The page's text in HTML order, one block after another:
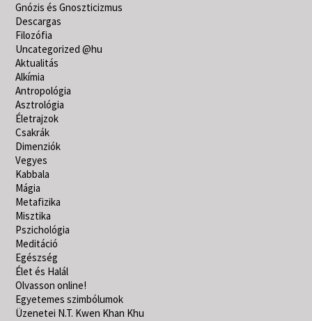
Gnózis és Gnoszticizmus
Descargas
Filozófia
Uncategorized @hu
Aktualitás
Alkímia
Antropológia
Asztrológia
Életrajzok
Csakrák
Dimenziók
Vegyes
Kabbala
Mágia
Metafizika
Misztika
Pszichológia
Meditáció
Egészség
Élet és Halál
Olvasson online!
Egyetemes szimbólumok
Üzenetei N.T. Kwen Khan Khu